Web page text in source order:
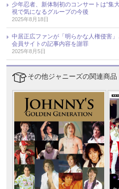
少年忍者、新体制初のコンサートは“
視で気になるグループの今後
2025年8月18日
中居正広ファンが「明らかな人権侵害
会員サイトの記事内容を謝罪
2025年8月5日
その他ジャニーズの関連商品